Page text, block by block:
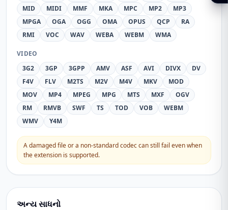
MID
MIDI MMF MKA MPC MP2
MP3
MPGA
OGA OGG OMA OPUS QCP
RA
RMI
VOC WAV WEBA WEBM WMA
VIDEO
3G2
3GP 3GPP AMV ASF AVI DIVX
DV
F4V
FLV M2TS M2V M4V MKV
MOD
MOV
MP4 MPEG MPG MTS MXF
OGV
RM
RMVB SWF TS TOD VOB
WEBM
WMV
Y4M
A damaged file or a non-standard codec can still fail even when
the extension is supported.
અન્ય સાધનો